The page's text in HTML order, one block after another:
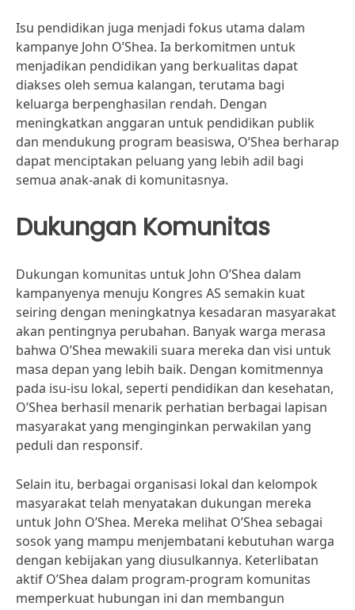
Isu pendidikan juga menjadi fokus utama dalam
kampanye John O’Shea. Ia berkomitmen untuk
menjadikan pendidikan yang berkualitas dapat
diakses oleh semua kalangan, terutama bagi
keluarga berpenghasilan rendah. Dengan
meningkatkan anggaran untuk pendidikan publik
dan mendukung program beasiswa, O’Shea berharap
dapat menciptakan peluang yang lebih adil bagi
semua anak-anak di komunitasnya.
Dukungan Komunitas
Dukungan komunitas untuk John O’Shea dalam
kampanyenya menuju Kongres AS semakin kuat
seiring dengan meningkatnya kesadaran masyarakat
akan pentingnya perubahan. Banyak warga merasa
bahwa O’Shea mewakili suara mereka dan visi untuk
masa depan yang lebih baik. Dengan komitmennya
pada isu-isu lokal, seperti pendidikan dan kesehatan,
O’Shea berhasil menarik perhatian berbagai lapisan
masyarakat yang menginginkan perwakilan yang
peduli dan responsif.
Selain itu, berbagai organisasi lokal dan kelompok
masyarakat telah menyatakan dukungan mereka
untuk John O’Shea. Mereka melihat O’Shea sebagai
sosok yang mampu menjembatani kebutuhan warga
dengan kebijakan yang diusulkannya. Keterlibatan
aktif O’Shea dalam program-program komunitas
memperkuat hubungan ini dan membangun